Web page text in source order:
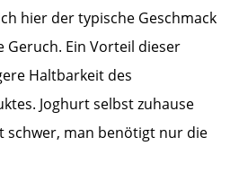
hier der typische Geschmack
Geruch. Ein Vorteil dieser
Haltbarkeit des
Joghurt selbst zuhause
schwer, man benötigt nur die